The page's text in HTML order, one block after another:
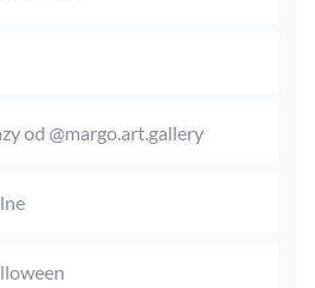
od @margo.art.gallery